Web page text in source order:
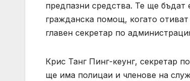
предпазни средства. Те ще бъдат
гражданска помощ, когато
главен секретар по
Крис Танг Пинг-кеунг, секретар
ще има полицаи и членове на